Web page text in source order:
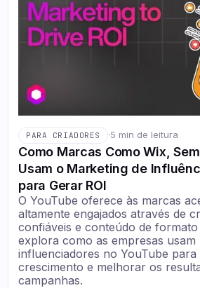
PARA CRIADORES ·5 min de leitura
Como Marcas Como Wix,
Usam o Marketing de
para Gerar ROI
O YouTube oferece às marcas
altamente engajados através de
confiáveis e conteúdo de formato
explora como as empresas
influenciadores no YouTube para
crescimento e melhorar os
campanhas.